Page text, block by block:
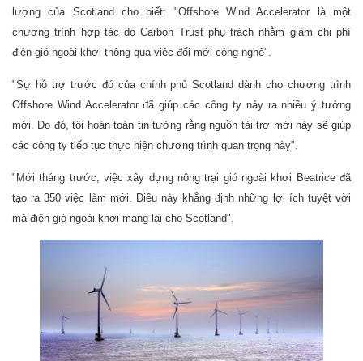
lượng của Scotland cho biết: "Offshore Wind Accelerator là một
chương trình hợp tác do Carbon Trust phụ trách nhằm giảm chi phí
điện gió ngoài khơi thông qua việc đổi mới công nghệ".
"Sự hỗ trợ trước đó của chính phủ Scotland dành cho chương trình
Offshore Wind Accelerator đã giúp các công ty nảy ra nhiều ý tưởng
mới. Do đó, tôi hoàn toàn tin tưởng rằng nguồn tài trợ mới này sẽ giúp
các công ty tiếp tục thực hiện chương trình quan trọng này".
"Mới tháng trước, việc xây dựng nông trại gió ngoài khơi Beatrice đã
tạo ra 350 việc làm mới. Điều này khẳng định những lợi ích tuyệt vời
mà điện gió ngoài khơi mang lại cho Scotland".